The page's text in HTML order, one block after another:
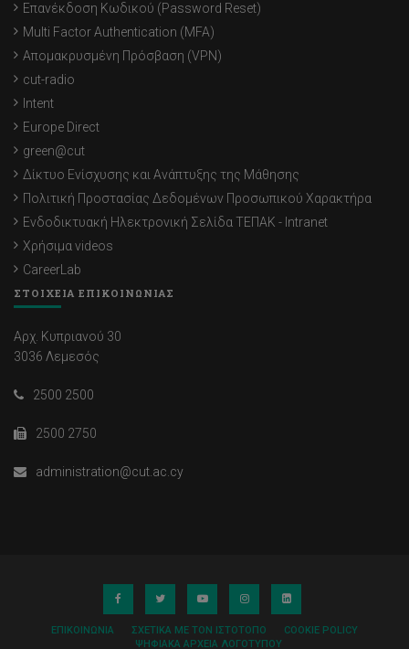
Επανέκδοση Κωδικού (Password Reset)
Multi Factor Authentication (MFA)
Απομακρυσμένη Πρόσβαση (VPN)
cut-radio
Intent
Europe Direct
green@cut
Δίκτυο Ενίσχυσης και Ανάπτυξης της Μάθησης
Πολιτική Προστασίας Δεδομένων Προσωπικού Χαρακτήρα
Ενδοδικτυακή Ηλεκτρονική Σελίδα ΤΕΠΑΚ - Intranet
Χρήσιμα videos
CareerLab
ΣΤΟΙΧΕΙΑ ΕΠΙΚΟΙΝΩΝΙΑΣ
Αρχ. Κυπριανού 30
3036 Λεμεσός
2500 2500
2500 2750
administration@cut.ac.cy
ΕΠΙΚΟΙΝΩΝΊΑ ΣΧΕΤΙΚΆ ΜΕ ΤΟΝ ΙΣΤΌΤΟΠΟ
COOKIE POLICY
ΨΗΦΙΑΚΆ ΑΡΧΕΊΑ ΛΟΓΌΤΥΠΟΥ